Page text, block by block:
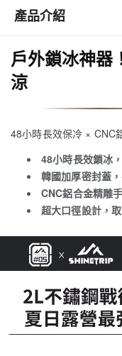
產品介紹
戶外鎖冰神器
涼
48小時長效保冷 × CNC
48小時長效鎖冰
韓國加厚密封蓋
CNC鋁合金精雕
超大口徑設計，